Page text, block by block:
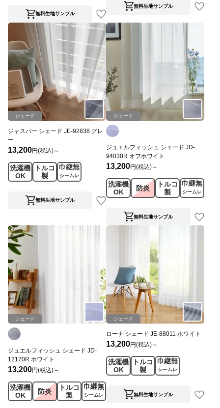
無料生地サンプル
無料生地サンプル
シェード
ジャスパー シェード JE-92838 グレ
ー
13,200円(税込)～
洗濯機
OK
トルコ
製
巾継無
シームレ
ス
無料生地サンプル
シェード
ジュエルフィッシュ シェード JD-
94030R オフホワイト
13,200円(税込)～
洗濯機
OK
防炎
トルコ
製
巾継無
シームレ
ス
無料生地サンプル
シェード
ジュエルフィッシュ シェード JD-
12170R ホワイト
13,200円(税込)～
洗濯機
OK
防炎
トルコ
製
巾継無
シームレ
ス
シェード
ローナ シェード JE-88011 ホワイト
13,200円(税込)～
洗濯機
OK
トルコ
製
巾継無
シームレ
ス
無料生地サンプル